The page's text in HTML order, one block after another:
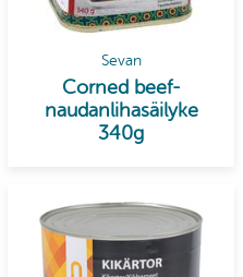
Sevan
Corned beef-
naudanlihasäilyke
340g